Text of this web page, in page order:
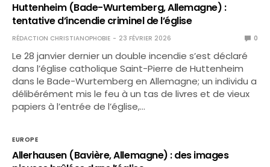
Huttenheim (Bade-Wurtemberg, Allemagne) :
tentative d’incendie criminel de l’église
RÉDACTION CHRISTIANOPHOBIE 23 FÉVRIER 2026 0
Le 28 janvier dernier un double incendie s’est déclaré
dans l’église catholique Saint-Pierre de Huttenheim
dans le Bade-Wurtemberg en Allemagne; un individu a
délibérément mis le feu à un tas de livres et de vieux
papiers à l’entrée de l’église,…
EUROPE
Allerhausen (Bavière, Allemagne) : des images